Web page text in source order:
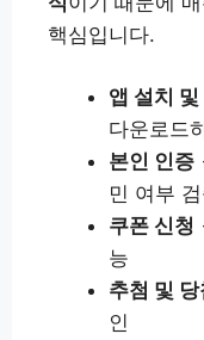
핵심입니다.
앱 설치
다운로드
본인 인증
민 여부
쿠폰 신청
능
추첨 및
인